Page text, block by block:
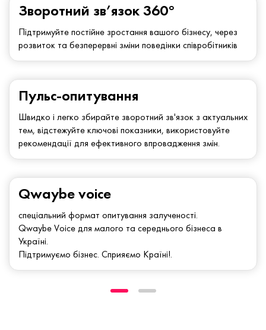
Зворотний зв’язок 360°
Підтримуйте постійне зростання вашого бізнесу, через
розвиток та безперервні зміни поведінки співробітників
Qwaybe voice
спеціальний формат опитування залученості.
Qwaybe Voice для малого та середнього бізнеса в
Україні.
Підтримуємо бізнес. Сприяємо Країні!.
Пульс-опитування
Швидко і легко збирайте зворотний зв'язок з актуальних
тем, відстежуйте ключові показники, використовуйте
рекомендації для ефективного впровадження змін.